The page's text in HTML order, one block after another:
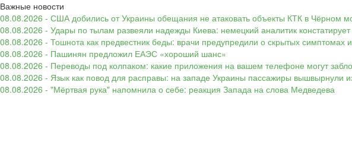
Важные новости
08.08.2026 - США добились от Украины обещания не атаковать объекты КТК в Чёрном
08.08.2026 - Удары по тылам развеяли надежды Киева: немецкий аналитик
08.08.2026 - Тошнота как предвестник беды: врачи предупредили о скрытых симптомах
08.08.2026 - Пашинян предложил ЕАЭС «хороший шанс»
08.08.2026 - Переводы под колпаком: какие приложения на вашем телефоне могут
08.08.2026 - Язык как повод для расправы: на западе Украины пассажиры вышвырнули
08.08.2026 - "Мёртвая рука" напомнила о себе: реакция Запада на слова Медведева